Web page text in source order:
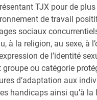
TJX pour de
de travail
sociaux
la religion, au sexe, à
de l’identité
ou catégorie
d’adaptation aux
handicaps ainsi qu’à